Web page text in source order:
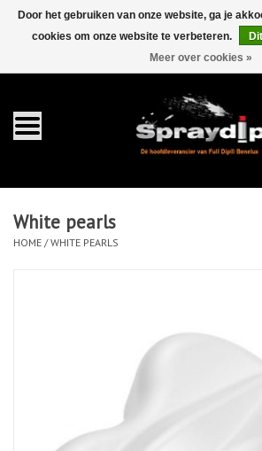
Gallons
Sprays
Sets
White pearls
HOME /WHITE PEARLS
Door het gebruiken van onze website, ga je
cookies om onze website te verbeteren.
Meer over cookies »